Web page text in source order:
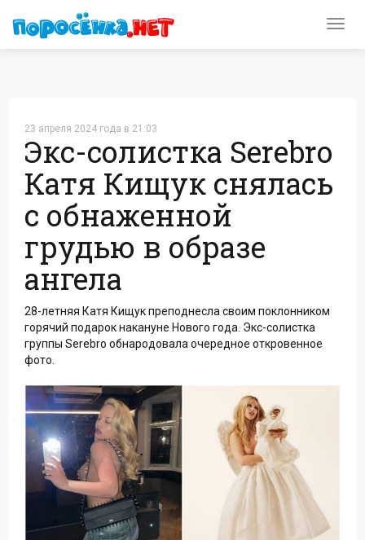
23 апреля 2024 года в 21:03
Экс-солистка Serebro
Катя Кищук снялась
с обнаженной
грудью в образе
ангела
28-летняя Катя Кищук преподнесла своим поклонником
горячий подарок накануне Нового года. Экс-солистка
группы Serebro обнародовала очередное откровенное
фото.